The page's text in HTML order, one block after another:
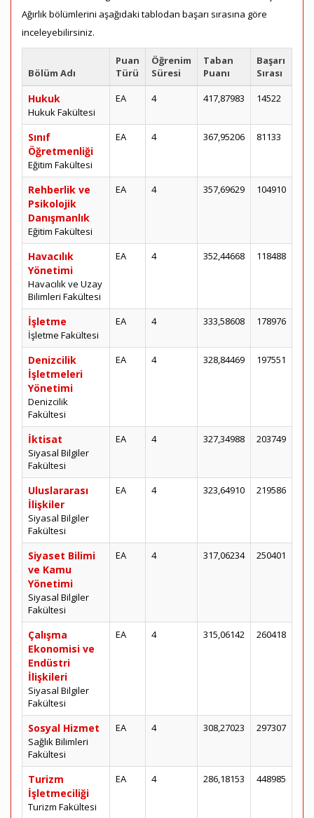
Ağırlık bölümlerini aşağıdaki tablodan başarı sırasına göre
inceleyebilirsiniz.
Bölüm Adı
Puan
Türü
Öğrenim
Süresi
Taban
Puanı
Başarı
Sırası
Hukuk
Hukuk Fakültesi
EA 4 417,87983 14522
Sınıf
Öğretmenliği
Eğitim Fakültesi
EA 4 367,95206 81133
Rehberlik ve
Psikolojik
Danışmanlık
Eğitim Fakültesi
EA 4 357,69629 104910
Havacılık
Yönetimi
Havacılık ve Uzay
Bilimleri Fakültesi
EA 4 352,44668 118488
İşletme
İşletme Fakültesi
EA 4 333,58608 178976
Denizcilik
İşletmeleri
Yönetimi
Denizcilik
Fakültesi
EA 4 328,84469 197551
İktisat
Siyasal Bilgiler
Fakültesi
EA 4 327,34988 203749
Uluslararası
İlişkiler
Siyasal Bilgiler
Fakültesi
EA 4 323,64910 219586
Siyaset Bilimi
ve Kamu
Yönetimi
Siyasal Bilgiler
Fakültesi
EA 4 317,06234 250401
Çalışma
Ekonomisi ve
Endüstri
İlişkileri
Siyasal Bilgiler
Fakültesi
EA 4 315,06142 260418
Sosyal Hizmet
Sağlık Bilimleri
Fakültesi
EA 4 308,27023 297307
Turizm
İşletmeciliği
Turizm Fakültesi
EA 4 286,18153 448985